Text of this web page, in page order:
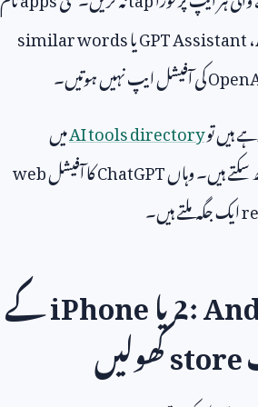
،GPT Assistantیاsimilar words
کی آفیشل ایپ نہیں ہوتیں۔
ہیں توAI tools directoryمیں
سکتے ہیں۔ وہاںChatGPTکا آفیشلweb
ایک جگہ ملتے ہیں۔
2:یاiPhoneکے
storeکھولیں